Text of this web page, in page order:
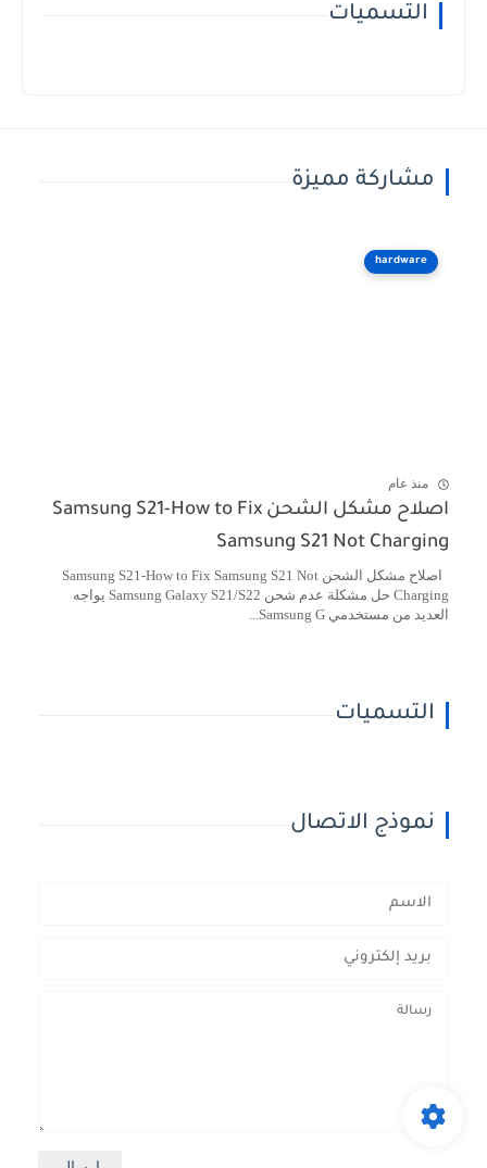
التسميات
مشاركة مميزة
hardware
منذ عام
اصلاح مشكل الشحن Samsung S21-How to Fix
Samsung S21 Not Charging
اصلاح مشكل الشحن Samsung S21-How to Fix Samsung S21 Not
Charging حل مشكلة عدم شحن Samsung Galaxy S21/S22 يواجه
العديد من مستخدمي Samsung G...
التسميات
نموذج الاتصال